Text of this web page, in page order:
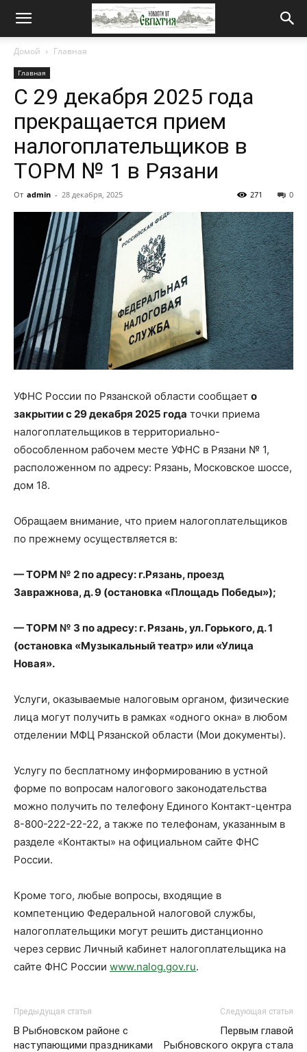
Новости
Евпатия
Домой Главная
Главная
С 29 декабря 2025 года
прекращается прием
налогоплательщиков в
ТОРМ № 1 в Рязани
От admin - 28 декабря, 2025 0
271
УФНС России по Рязанской области сообщает о
закрытии с 29 декабря 2025 года точки приема
налогоплательщиков в территориально-
обособленном рабочем месте УФНС в Рязани № 1,
расположенном по адресу: Рязань, Московское шоссе,
дом 18.
Обращаем внимание, что прием налогоплательщиков
по прежнему осуществляется в:
— ТОРМ № 2 по адресу: г.Рязань, проезд
Завражнова, д. 9 (остановка «Площадь Победы»);
— ТОРМ № 3 по адресу: г. Рязань, ул. Горького, д. 1
(остановка «Музыкальный театр» или «Улица
Новая».
Услуги, оказываемые налоговым органом, физические
лица могут получить в рамках «одного окна» в любом
отделении МФЦ Рязанской области (Мои документы).
Услугу по бесплатному информированию в устной
форме по вопросам налогового законодательства
можно получить по телефону Единого Контакт-центра
8-800-222-22-22, а также по телефонам, указанным в
разделе «Контакты» на официальном сайте ФНС
России.
Кроме того, любые вопросы, входящие в
компетенцию Федеральной налоговой службы,
налогоплательщики могут решить дистанционно
через сервис Личный кабинет налогоплательщика на
сайте ФНС России www.nalog.gov.ru.
Предыдущая статья
В Рыбновском районе с
наступающими праздниками
Следующая статья
Первым главой
Рыбновского округа стала